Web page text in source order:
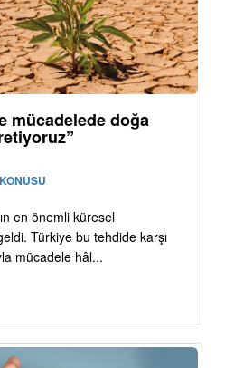
mücadelede doğa
en önemli küresel
Türkiye bu tehdide karşı
mücadele hâl...